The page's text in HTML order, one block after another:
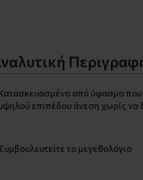
από ύφασμα που
επιπέδου άνεση χωρίς να
το μεγεθολόγιο